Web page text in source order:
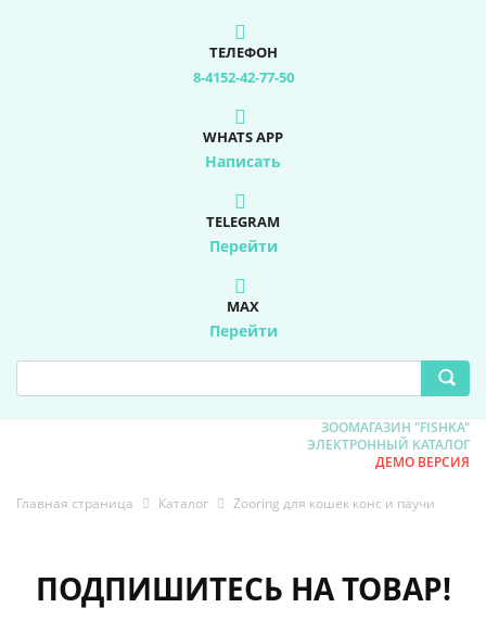
ТЕЛЕФОН
8-4152-42-77-50
WHATS APP
Написать
TELEGRAM
Перейти
MAX
Перейти
ЗООМАГАЗИН "FISHKA"
ЭЛЕКТРОННЫЙ КАТАЛОГ
ДЕМО ВЕРСИЯ
Главная страница Каталог Zooring для кошек конс и паучи
ПОДПИШИТЕСЬ НА ТОВАР!